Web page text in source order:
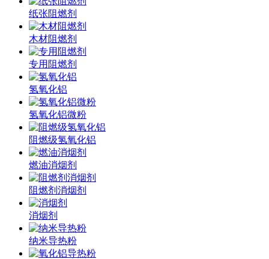
纸张阻燃剂
木材阻燃剂
专用阻燃剂
氢氧化铝
氢氧化铝微粉
阻燃级氢氧化铝
燃油消烟剂
阻燃剂消烟剂
消烟剂
纳米导热粉